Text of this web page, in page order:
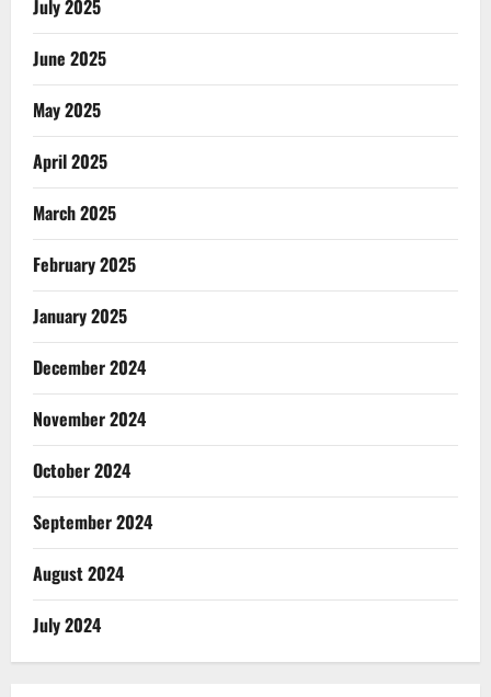
July 2025
June 2025
May 2025
April 2025
March 2025
February 2025
January 2025
December 2024
November 2024
October 2024
September 2024
August 2024
July 2024